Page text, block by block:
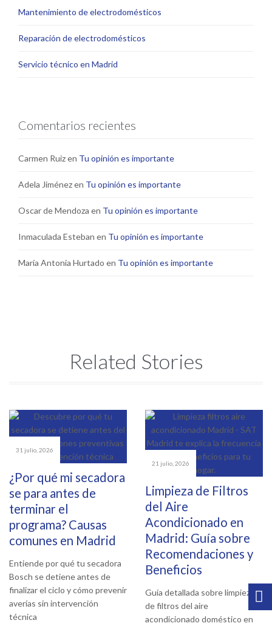
Mantenimiento de electrodomésticos
Reparación de electrodomésticos
Servicio técnico en Madrid
Comentarios recientes
Carmen Ruizen Tu opinión es importante
Adela Jiménezen Tu opinión es importante
Oscar de Mendoza en Tu opinión es importante
Inmaculada Esteban en Tu opinión es importante
María Antonia Hurtado en Tu opinión es importante
Related Stories
31 julio, 2026
¿Por qué mi secadora
se para antes de
terminar el
programa? Causas
comunes en Madrid
Entiende por qué tu secadora
Bosch se detiene antes de
finalizar el ciclo y cómo prevenir
averías sin intervención
técnica
21 julio, 2026
Limpieza de Filtros
del Aire
Acondicionado en
Madrid: Guía sobre
Recomendaciones y
Beneficios
Guía detallada sobre limpieza
de filtros del aire
acondicionado doméstico en